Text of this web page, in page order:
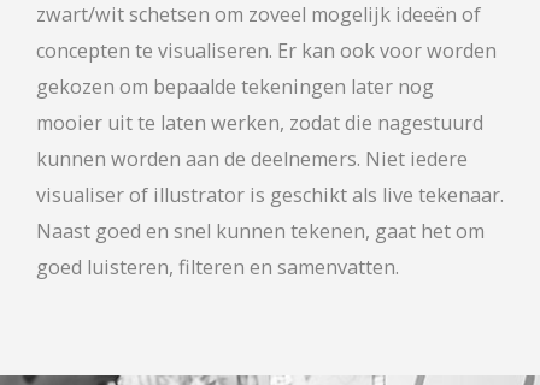
zwart/wit schetsen om zoveel mogelijk ideeën of
concepten te visualiseren. Er kan ook voor worden
gekozen om bepaalde tekeningen later nog
mooier uit te laten werken, zodat die nagestuurd
kunnen worden aan de deelnemers. Niet iedere
visualiser of illustrator is geschikt als live tekenaar.
Naast goed en snel kunnen tekenen, gaat het om
goed luisteren, filteren en samenvatten.